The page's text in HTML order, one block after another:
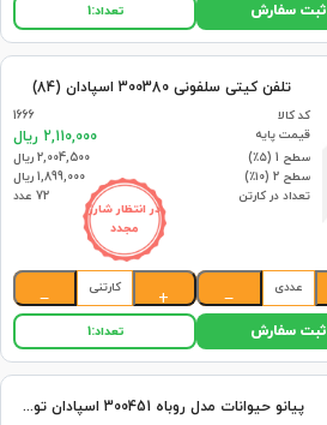
ثبت سفارش تعداد:1
در انتظار شارژ
مجدد
تلفن کیتی سلفونی 300380 اسپادان (84)
کد کالا
1666
قیمت پایه
2,110,000 ریال
سطح 1 (۵٪)
2,004,500 ریال
سطح 2 (۱۰٪)
1,899,000 ریال
تعداد در کارتن
72 عدد
عددی
−
+
کارتنی
−
ثبت سفارش تعداد:1
پیانو حیوانات مدل روباه 300451 اسپادان تویز (36)